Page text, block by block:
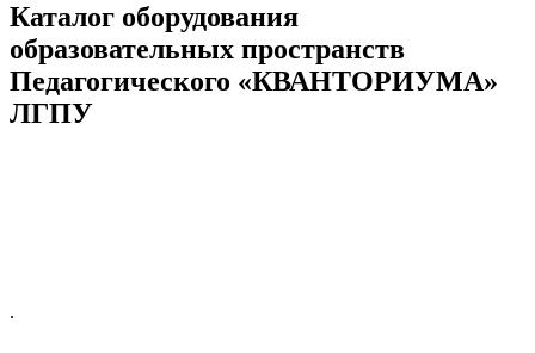
Каталог оборудования
образовательных пространств
Педагогического «КВАНТОРИУМА»
ЛГПУ
.